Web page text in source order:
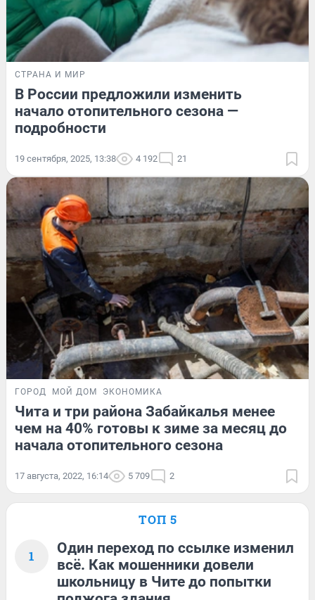
СТРАНА И МИР
В России предложили изменить
начало отопительного сезона —
подробности
19 сентября, 2025, 13:38 4 192 21
ГОРОД МОЙ ДОМ ЭКОНОМИКА
Чита и три района Забайкалья менее
чем на 40% готовы к зиме за месяц до
начала отопительного сезона
17 августа, 2022, 16:14 5 709 2
ТОП 5
1
Один переход по ссылке изменил
всё. Как мошенники довели
школьницу в Чите до попытки